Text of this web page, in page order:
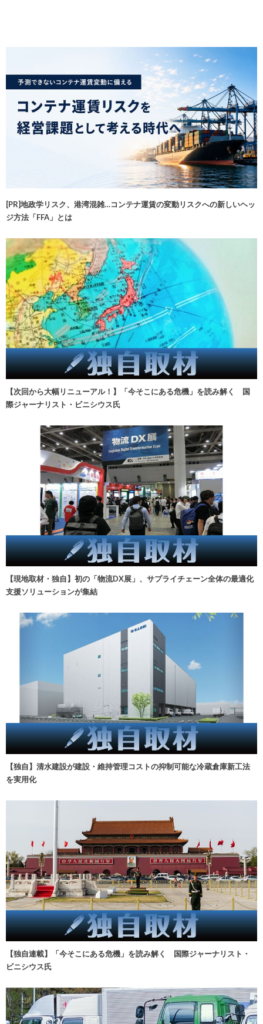
[PR]地政学リスク、港湾混雑…コンテナ運賃の変動リスクへの新しいヘッ
ジ方法「FFA」とは
【次回から大幅リニューアル！】「今そこにある危機」を読み解く 国
際ジャーナリスト・ビニシウス氏
【現地取材・独自】初の「物流DX展」、サプライチェーン全体の最適化
支援ソリューションが集結
【独自】清水建設が建設・維持管理コストの抑制可能な冷蔵倉庫新工法
を実用化
【独自連載】「今そこにある危機」を読み解く 国際ジャーナリスト・
ビニシウス氏